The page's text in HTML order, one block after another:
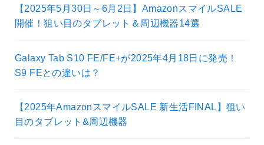
【2025年5月30日～6月2日】AmazonスマイルSALE
開催！狙い目のタブレット＆周辺機器14選
Galaxy Tab S10 FE/FE+が2025年4月18日に発売！
S9 FEとの違いは？
【2025年AmazonスマイルSALE 新生活FINAL】狙い
目のタブレット&周辺機器